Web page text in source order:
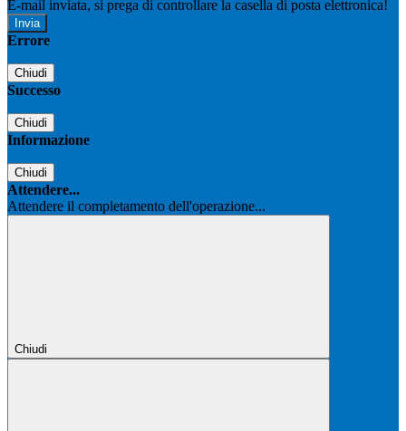
E-mail inviata, si prega di controllare la casella di posta elettronica!
Errore
Chiudi
Successo
Chiudi
Informazione
Chiudi
Attendere...
Attendere il completamento dell'operazione...
Chiudi